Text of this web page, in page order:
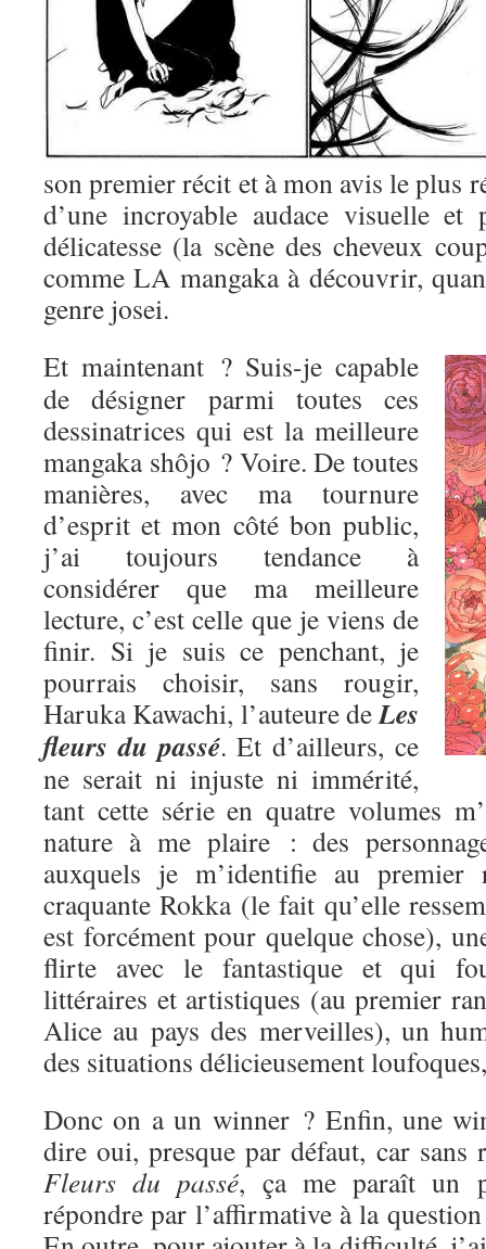
son premier récit et à mon avis le plus
d’une incroyable audace visuelle et
délicatesse (la scène des cheveux
comme LA mangaka à découvrir,
genre josei.
Et maintenant ? Suis-je capable
de désigner parmi toutes ces
dessinatrices qui est la meilleure
mangaka shôjo ? Voire. De toutes
manières, avec ma tournure
d’esprit et mon côté bon public,
j’ai toujours tendance à
considérer que ma meilleure
lecture, c’est celle que je viens de
finir. Si je suis ce penchant, je
pourrais choisir, sans rougir,
Haruka Kawachi, l’auteure deLes
fleurs du passé. Et d’ailleurs, ce
ne serait ni injuste ni immérité,
tant cette série en quatre volumes
nature à me plaire : des
auxquels je m’identifie au premier
craquante Rokka (le fait qu’elle
est forcément pour quelque chose),
flirte avec le fantastique et qui
littéraires et artistiques (au premier
Alice au pays des merveilles), un
des situations délicieusement
Donc on a un winner ? Enfin, une
dire oui, presque par défaut, car sans
Fleurs du passé, ça me paraît un
répondre par l’affirmative à la